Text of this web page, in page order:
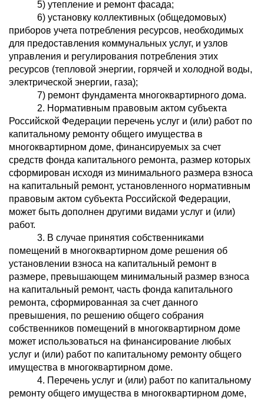
5) утепление и ремонт фасада;
6) установку коллективных (общедомовых)
приборов учета потребления ресурсов, необходимых
для предоставления коммунальных услуг, и узлов
управления и регулирования потребления этих
ресурсов (тепловой энергии, горячей и холодной воды,
электрической энергии, газа);
7) ремонт фундамента многоквартирного дома.
2. Нормативным правовым актом субъекта
Российской Федерации перечень услуг и (или) работ по
капитальному ремонту общего имущества в
многоквартирном доме, финансируемых за счет
средств фонда капитального ремонта, размер которых
сформирован исходя из минимального размера взноса
на капитальный ремонт, установленного нормативным
правовым актом субъекта Российской Федерации,
может быть дополнен другими видами услуг и (или)
работ.
3. В случае принятия собственниками
помещений в многоквартирном доме решения об
установлении взноса на капитальный ремонт в
размере, превышающем минимальный размер взноса
на капитальный ремонт, часть фонда капитального
ремонта, сформированная за счет данного
превышения, по решению общего собрания
собственников помещений в многоквартирном доме
может использоваться на финансирование любых
услуг и (или) работ по капитальному ремонту общего
имущества в многоквартирном доме.
4. Перечень услуг и (или) работ по капитальному
ремонту общего имущества в многоквартирном доме,